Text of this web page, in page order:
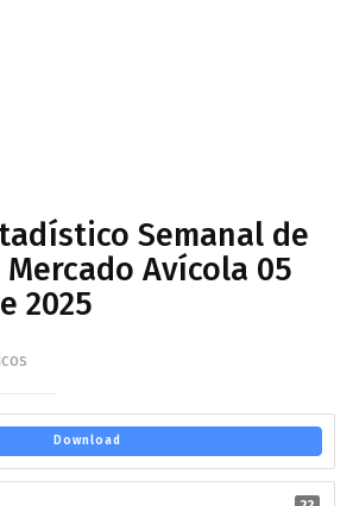
Semanal de
Avícola 05
2025
Download